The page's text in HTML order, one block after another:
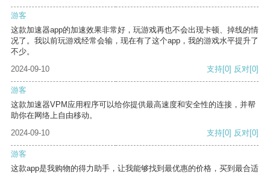
游客
这款加速器app的加速效果非常好，玩游戏再也不会出现卡顿、掉线的情
况了。我以前玩游戏经常会输，现在有了这个app，我的游戏水平提升了
不少。
2024-09-10
支持[0] 反对[0]
游客
这款加速器VPM应用程序可以给你提供最高速度和安全性的连接，并帮
助你在网络上自由移动。
2024-09-10
支持[0] 反对[0]
游客
这款app是我购物的得力助手，让我能够找到最优惠的价格，买到最合适